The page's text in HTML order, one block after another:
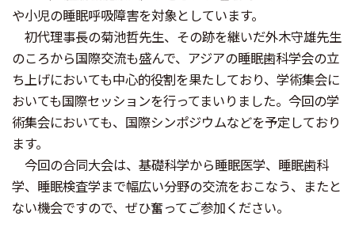
や小児の睡眠呼吸障害を対象としています。
初代理事長の菊池哲先生、その跡を継いだ外木守雄先生
のころから国際交流も盛んで、アジアの睡眠歯科学会の立
ち上げにおいても中心的役割を果たしており、学術集会に
おいても国際セッションを行ってまいりました。今回の学
術集会においても、国際シンポジウムなどを予定しており
ます。
今回の合同大会は、基礎科学から睡眠医学、睡眠歯科
学、睡眠検査学まで幅広い分野の交流をおこなう、またと
ない機会ですので、ぜひ奮ってご参加ください。